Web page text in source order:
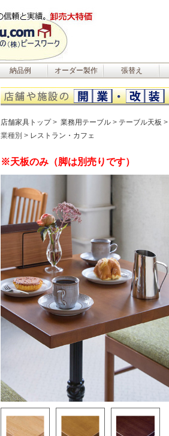
納品例 オーダー製作 張替え
店舗家具トップ 業務用テーブル テーブル天板
業種別
レストラン・カフェ
※天板のみ（脚は別売りです）